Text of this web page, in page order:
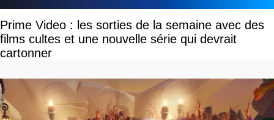
Prime Video : les sorties de la semaine avec des
films cultes et une nouvelle série qui devrait
cartonner